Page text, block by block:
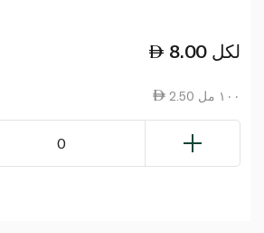
8.00 لكل
2.50 ١٠٠ مل
0